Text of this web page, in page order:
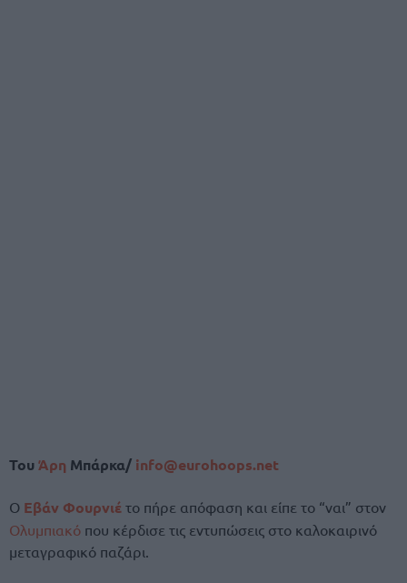
ΤουΆρη Μπάρκα/ info@eurohoops.net
Ο Εβάν Φουρνιέ το πήρε απόφαση και είπε το “ναι” στον
Ολυμπιακό που κέρδισε τις εντυπώσεις στο καλοκαιρινό
μεταγραφικό παζάρι.